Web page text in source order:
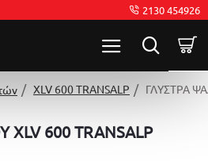
2130 454926
XLV 600 TRANSALP ΓΛΥΣΤΡΑ
XLV 600 TRANSALP